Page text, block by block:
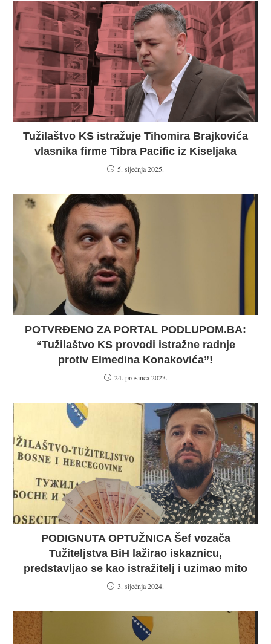
Tužilaštvo KS istražuje Tihomira Brajkovića
vlasnika firme Tibra Pacific iz Kiseljaka
5. siječnja 2025.
POTVRĐENO ZA PORTAL PODLUPOM.BA:
“Tužilaštvo KS provodi istražne radnje
protiv Elmedina Konakovića”!
24. prosinca 2023.
PODIGNUTA OPTUŽNICA Šef vozača
Tužiteljstva BiH lažirao iskaznicu,
predstavljao se kao istražitelj i uzimao mito
3. siječnja 2024.